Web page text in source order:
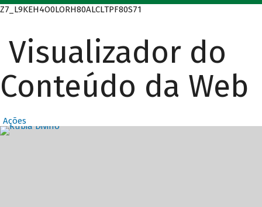
Z7_L9KEH4O0LORH80ALCLTPF80S71
Visualizador do
Conteúdo da Web
Ações
Destaques